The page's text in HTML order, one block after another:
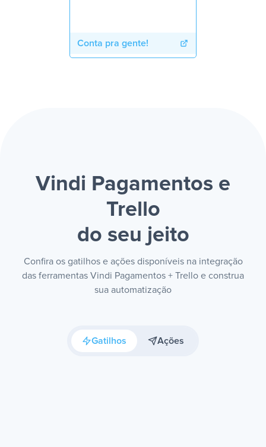
Conta pra gente!
Vindi Pagamentos e
Trello
do seu jeito
Confira os gatilhos e ações disponíveis na integração
das ferramentas Vindi Pagamentos + Trello e construa
sua automatização
Gatilhos Ações